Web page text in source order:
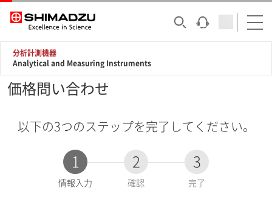
分析計測機器
Analytical and Measuring Instruments
価格問い合わせ
以下の3つのステップを完了してください。
1
現
情報入力
2
確認
3
完了